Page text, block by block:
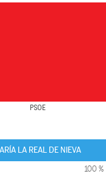
PSOE
LA REAL DE NIEVA
100 %